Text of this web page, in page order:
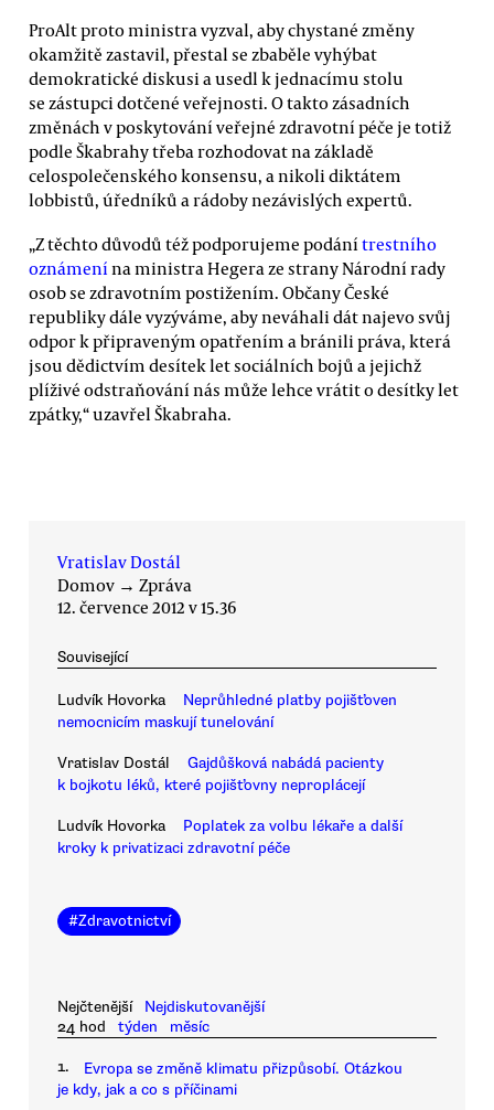
ProAlt proto ministra vyzval, aby chystané změny
okamžitě zastavil, přestal se zbaběle vyhýbat
demokratické diskusi a usedl k jednacímu stolu
se zástupci dotčené veřejnosti. O takto zásadních
změnách v poskytování veřejné zdravotní péče je totiž
podle Škabrahy třeba rozhodovat na základě
celospolečenského konsensu, a nikoli diktátem
lobbistů, úředníků a rádoby nezávislých expertů.
„Z těchto důvodů též podporujeme podání trestního
oznámení na ministra Hegera ze strany Národní rady
osob se zdravotním postižením. Občany České
republiky dále vyzýváme, aby neváhali dát najevo svůj
odpor k připraveným opatřením a bránili práva, která
jsou dědictvím desítek let sociálních bojů a jejichž
plíživé odstraňování nás může lehce vrátit o desítky let
zpátky,“ uzavřel Škabraha.
Vratislav Dostál
Domov → Zpráva
12. července 2012 v 15.36
Související
Ludvík Hovorka
Neprůhledné platby pojišťoven
nemocnicím maskují tunelování
Vratislav Dostál
Gajdůšková nabádá pacienty
k bojkotu léků, které pojišťovny neproplácejí
Ludvík Hovorka
Poplatek za volbu lékaře a další
kroky k privatizaci zdravotní péče
#Zdravotnictví
Nejčtenější
Nejdiskutovanější
24 hod
týden měsíc
1.
Evropa se změně klimatu přizpůsobí. Otázkou
je kdy, jak a co s příčinami